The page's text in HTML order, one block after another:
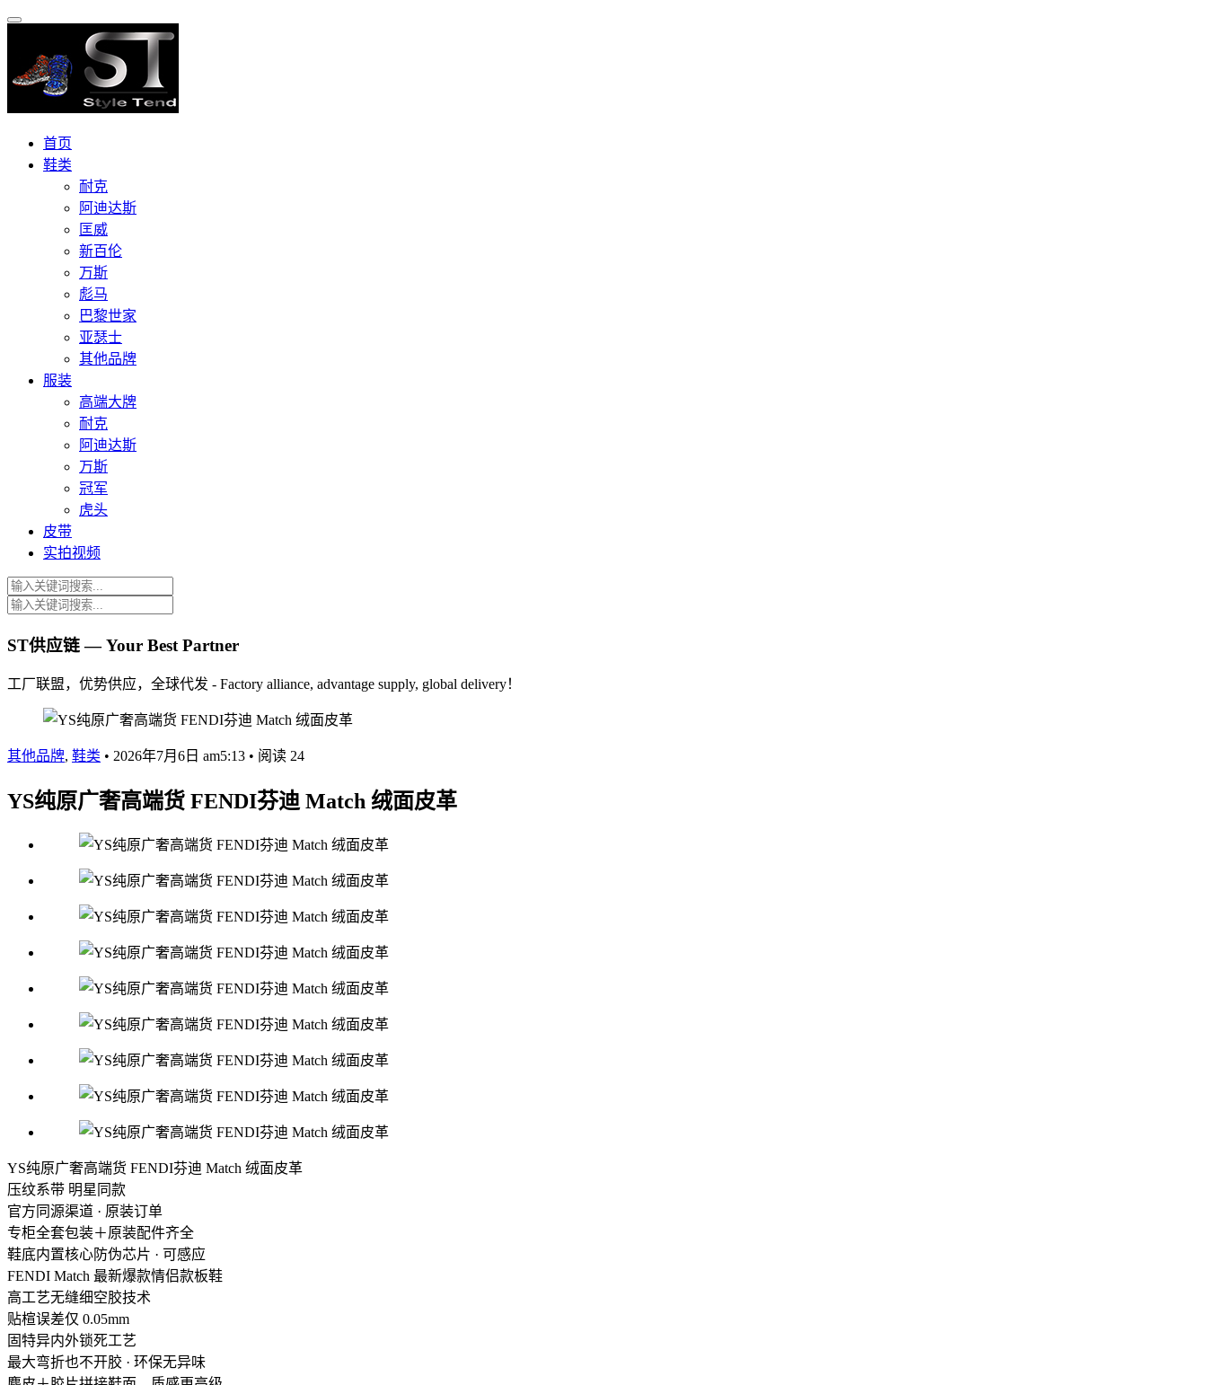
首页
鞋类
耐克
阿迪达斯
匡威
新百伦
万斯
彪马
巴黎世家
亚瑟士
其他品牌
服装
高端大牌
耐克
阿迪达斯
万斯
冠军
虎头
皮带
实拍视频
ST供应链 — Your Best Partner
工厂联盟，优势供应，全球代发 - Factory alliance, advantage supply, global delivery！
其他品牌, 鞋类 • 2026年7月6日 am5:13 • 阅读 24
YS纯原广奢高端货 FENDI芬迪 Match 绒面皮革
YS纯原广奢高端货 FENDI芬迪 Match 绒面皮革
压纹系带 明星同款
官方同源渠道 · 原装订单
专柜全套包装＋原装配件齐全
鞋底内置核心防伪芯片 · 可感应
FENDI Match 最新爆款情侣款板鞋
高工艺无缝细空胶技术
贴楦误差仅 0.05mm
固特异内外锁死工艺
最大弯折也不开胶 · 环保无异味